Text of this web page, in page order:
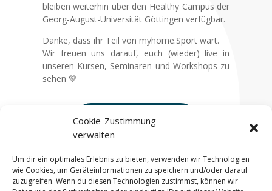
Cookie-Zustimmung
verwalten
Um dir ein optimales Erlebnis zu bieten, verwenden wir Technologien
wie Cookies, um Geräteinformationen zu speichern und/oder darauf
zuzugreifen. Wenn du diesen Technologien zustimmst, können wir
blei­ben wei­ter­hin über den Healt­hy Cam­pus der
Georg-August-Uni­ver­si­tät Göt­tin­gen ver­füg­bar.
Dan­ke, dass ihr Teil von myhome.Sport wart.
Wir freu­en uns dar­auf, euch (wie­der) live in
unse­ren Kur­sen, Semi­na­ren und Work­shops zu
sehen 💚
Zum Healt­hy Cam­pus